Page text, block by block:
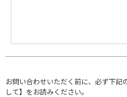
お問い合わせいただく前に、必ず下記
して】をお読みください。